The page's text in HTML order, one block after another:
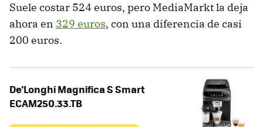
Suele costar 524 euros, pero MediaMarkt la deja
ahora en 329 euros, con una diferencia de casi
200 euros.
De'Longhi Magnifica S Smart
ECAM250.33.TB